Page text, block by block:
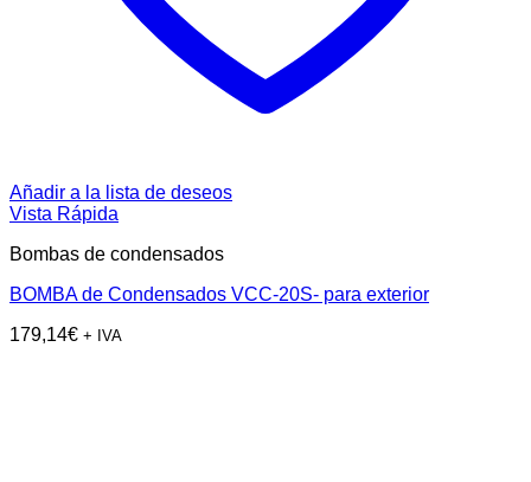
Añadir a la lista de deseos
Vista Rápida
Bombas de condensados
BOMBA de Condensados VCC-20S- para exterior
179,14€ + IVA